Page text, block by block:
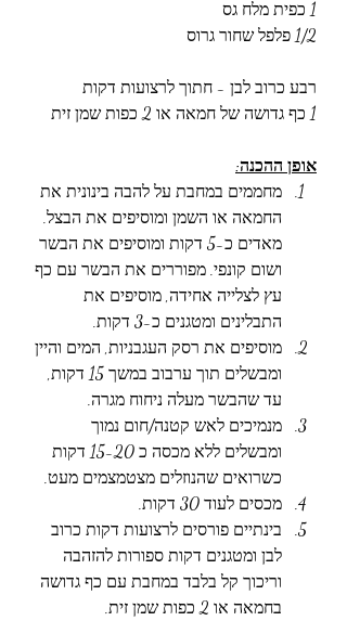
1 כפית מלח גס
1/2 פלפל שחור גרוס
רבע כרוב לבן - חתוך לרצועות דקות
1 כף גדושה של חמאה או 2 כפות שמן זית
אופן ההכנה:
מחממים במחבת על להבה בינונית את
החמאה או השמן ומוסיפים את הבצל.
מאדים כ-5 דקות ומוסיפים את הבשר
ושום קונפי. מפוררים את הבשר עם כף
עץ לצלייה אחידה, מוסיפים את
התבלינים ומטגנים כ-3 דקות.
מוסיפים את רסק העגבניות, המים והיין
ומבשלים תוך ערבוב במשך 15 דקות,
עד שהבשר מעלה ניחוח מגרה.
מנמיכים לאש קטנה/חום נמוך
ומבשלים ללא מכסה כ 15-20 דקות
כשרואים שהנוזלים מצטמצמים מעט.
מכסים לעוד 30 דקות.
בינתיים פורסים לרצועות דקות כרוב
לבן ומטגנים דקות ספורות להזהבה
וריכוך קל בלבד במחבת עם כף גדושה
בחמאה או 2 כפות שמן זית.